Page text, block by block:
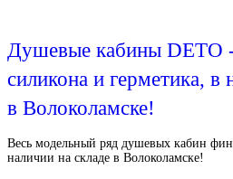
Душевые кабины DETO
силикона и герметика, в
в Волоколамске!
Весь модельный ряд душевых кабин
наличии на складе в Волоколамске!